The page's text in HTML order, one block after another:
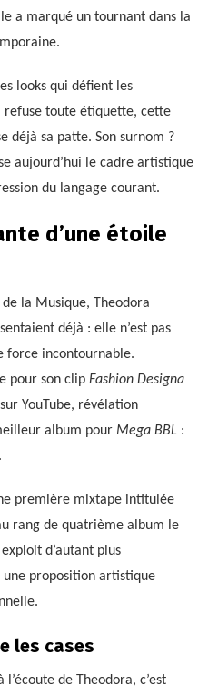
a marqué un tournant dans la
looks qui défient les
refuse toute étiquette, cette
déjà sa patte. Son surnom ?
aujourd’hui le cadre artistique
du langage courant.
d’une étoile
la Musique, Theodora
déjà : elle n’est pas
force incontournable.
pour son clip Fashion Designa
YouTube, révélation
album pour Mega BBL :
première mixtape intitulée
rang de quatrième album le
d’autant plus
une proposition artistique
les cases
de Theodora, c’est